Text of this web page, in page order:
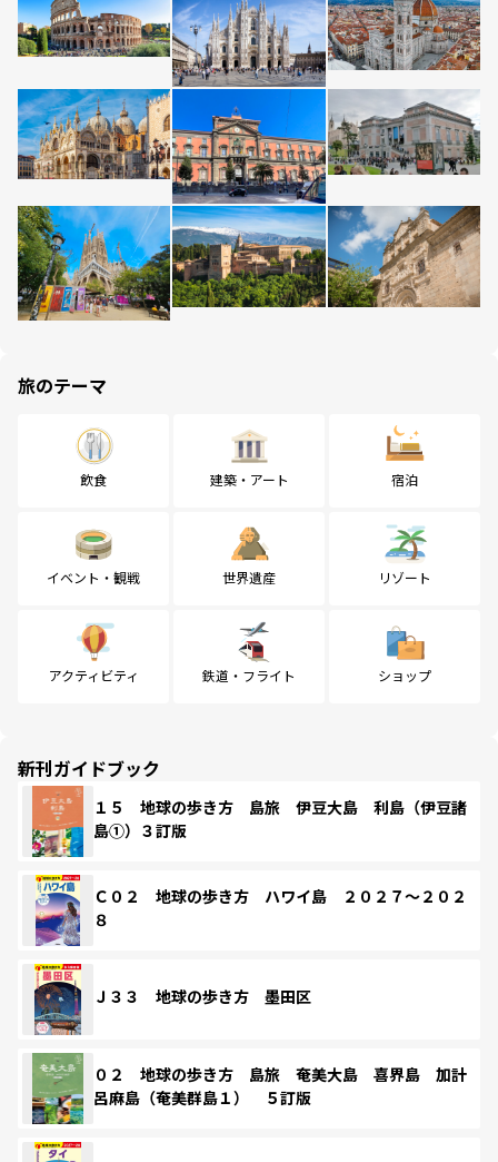
旅のテーマ
飲食 建築・アート 宿泊
イベント・観戦 世界遺産 リゾート
アクティビティ 鉄道・フライト ショップ
新刊ガイドブック
１５ 地球の歩き方 島旅 伊豆大島 利島（伊豆諸
島①）３訂版
Ｃ０２ 地球の歩き方 ハワイ島 ２０２７～２０２
８
Ｊ３３ 地球の歩き方 墨田区
０２ 地球の歩き方 島旅 奄美大島 喜界島 加計
呂麻島（奄美群島１） ５訂版